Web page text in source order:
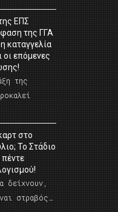
ΕΠΣ
της ΓΓΑ
καταγγελία
επόμενες
της
στο
Το Στάδιο
δείχνουν,
στραβός…